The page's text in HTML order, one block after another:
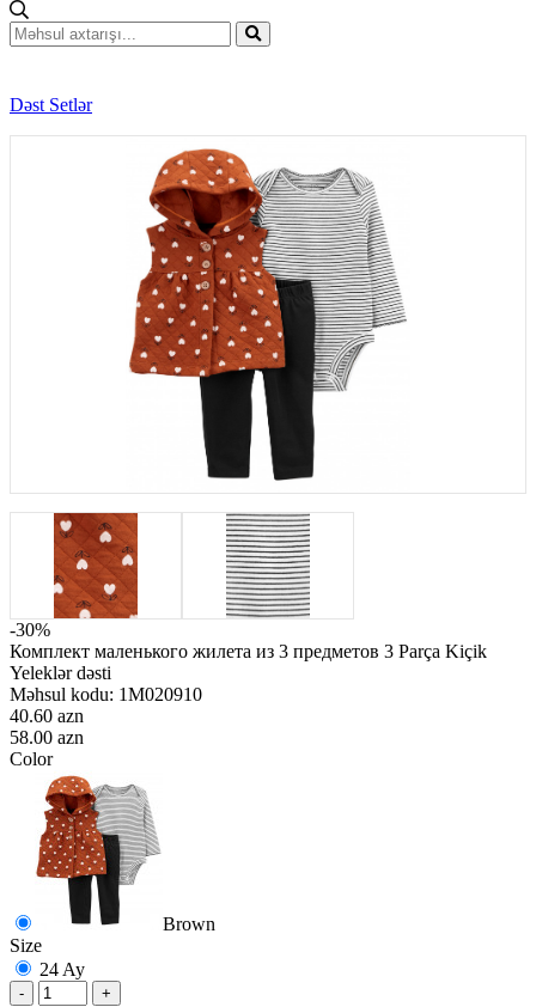
Dəst Setlər
-30%
Комплект маленького жилета из 3 предметов 3 Parça Kiçik
Yeleklər dəsti
Məhsul kodu: 1M020910
40.60 azn
58.00 azn
Color
Brown
Size
24 Ay
- +